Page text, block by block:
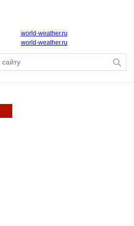
world-weather.ru
world-weather.ru